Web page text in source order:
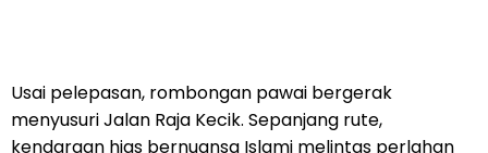
Usai pelepasan, rombongan pawai bergerak
menyusuri Jalan Raja Kecik. Sepanjang rute,
kendaraan hias bernuansa Islami melintas perlahan